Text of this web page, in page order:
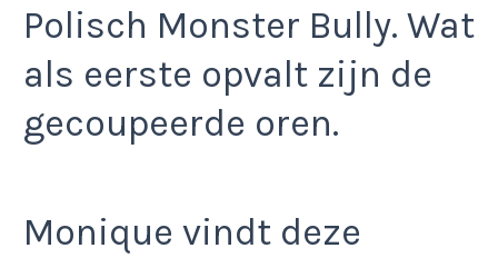
Polisch Monster Bully. Wat
als eerste opvalt zijn de
gecoupeerde oren.
Monique vindt deze